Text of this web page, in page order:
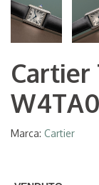
Cartier
Marca: Cartier